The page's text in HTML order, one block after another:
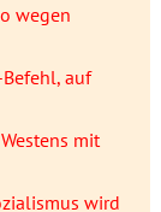
wegen
auf
mit
wird